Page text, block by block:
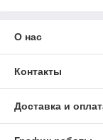
О нас
Контакты
Доставка и